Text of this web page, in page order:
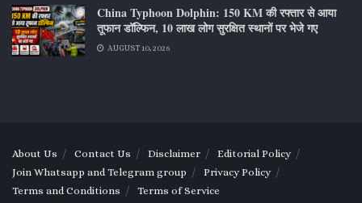
China Typhoon Dolphin: 150 KM की रफ्तार से आया
तूफान डॉल्फिन, 10 लाख लोग सुरक्षित स्थानों पर भेजे गए
AUGUST 10, 2026
About Us Contact Us Disclaimer
Editorial Policy
Join Whatsapp and Telegram group
Privacy Policy
Terms and Conditions
Terms of Service